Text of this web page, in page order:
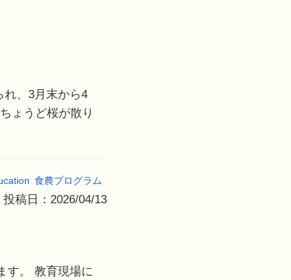
れ、3月末から4
ょうど桜が散り
食農プログラム
投稿日：2026/04/13
す。 教育現場に